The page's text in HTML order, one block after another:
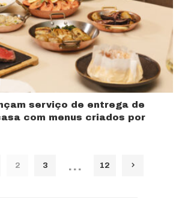
serviço de entrega de
com menus criados por
2 3 … 12